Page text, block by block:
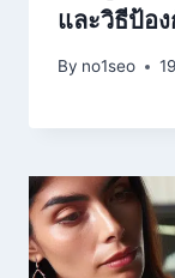
และวิธีป้อ
By no1seo